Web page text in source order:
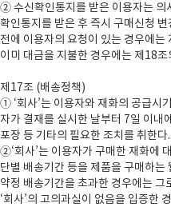
② 수신확인통지를 받은 이용자는 의
확인통지를 받은 후 즉시 구매신청
전에 이용자의 요청이 있는 경우에는
이미 대금을 지불한 경우에는 제18조
제17조 (배송정책)
① ‘회사’는 이용자와 재화의 공급시
자가 결재를 실시한 날부터 7일 이내
포장 등 기타의 필요한 조치를 취한다.
②‘회사’는 이용자가 구매한 재화에
단별 배송기간 등을 제품을 구매하는
약정 배송기간을 초과한 경우에는
‘회사’의 고의과실이 없음을 입증한